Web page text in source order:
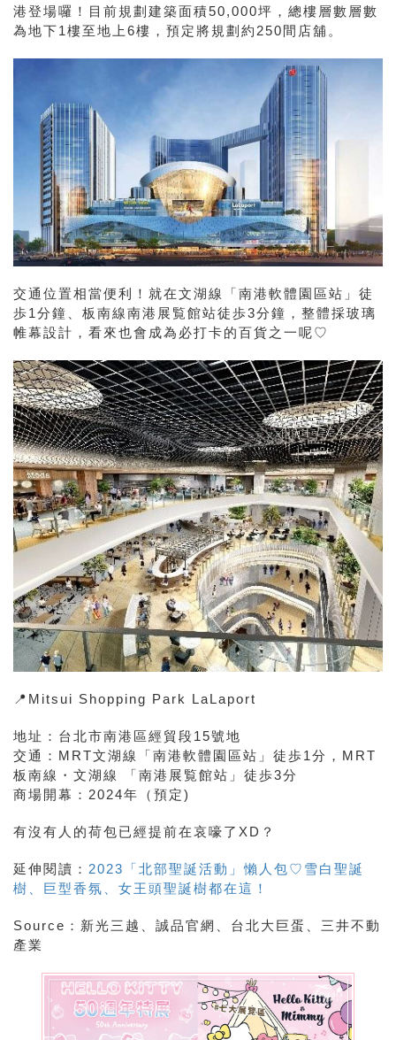
港登場囉！目前規劃建築面積50,000坪，總樓層數層數
為地下1樓至地上6樓，預定將規劃約250間店舖。
交通位置相當便利！就在文湖線「南港軟體園區站」徒
歩1分鐘、板南線南港展覧館站徒歩3分鐘，整體採玻璃
帷幕設計，看來也會成為必打卡的百貨之一呢♡
📍Mitsui Shopping Park LaLaport
地址：台北市南港區經貿段15號地
交通：MRT文湖線「南港軟體園區站」徒歩1分，MRT
板南線・文湖線 「南港展覧館站」徒歩3分
商場開幕：2024年（預定)
有沒有人的荷包已經提前在哀嚎了XD？
延伸閱讀： 2023「北部聖誕活動」懶人包♡雪白聖誕
樹、巨型香氛、女王頭聖誕樹都在這！
Source：新光三越、誠品官網、台北大巨蛋、三井不動
產業